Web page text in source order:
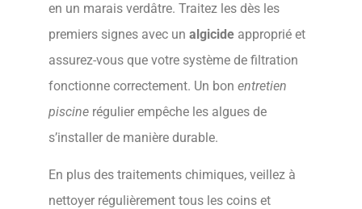
en un marais verdâtre. Traitez les dès les
premiers signes avec un algicide approprié et
assurez-vous que votre système de filtration
fonctionne correctement. Un bon entretien
piscine régulier empêche les algues de
s’installer de manière durable.
En plus des traitements chimiques, veillez à
nettoyer régulièrement tous les coins et